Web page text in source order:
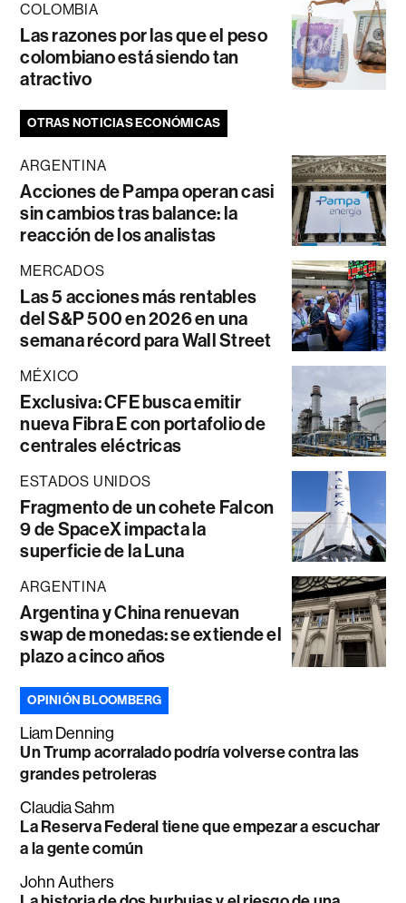
COLOMBIA
Las razones por las que el peso
colombiano está siendo tan
atractivo
OTRAS NOTICIAS ECONÓMICAS
ARGENTINA
Acciones de Pampa operan casi
sin cambios tras balance: la
reacción de los analistas
MERCADOS
Las 5 acciones más rentables
del S&P 500 en 2026 en una
semana récord para Wall Street
MÉXICO
Exclusiva: CFE busca emitir
nueva Fibra E con portafolio de
centrales eléctricas
ESTADOS UNIDOS
Fragmento de un cohete Falcon
9 de SpaceX impacta la
superficie de la Luna
ARGENTINA
Argentina y China renuevan
swap de monedas: se extiende el
plazo a cinco años
OPINIÓN BLOOMBERG
Liam Denning
Un Trump acorralado podría volverse contra las
grandes petroleras
Claudia Sahm
La Reserva Federal tiene que empezar a escuchar
a la gente común
John Authers